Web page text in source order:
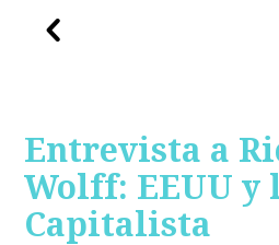
Entrevista a
Wolff: EEUU y
Capitalista